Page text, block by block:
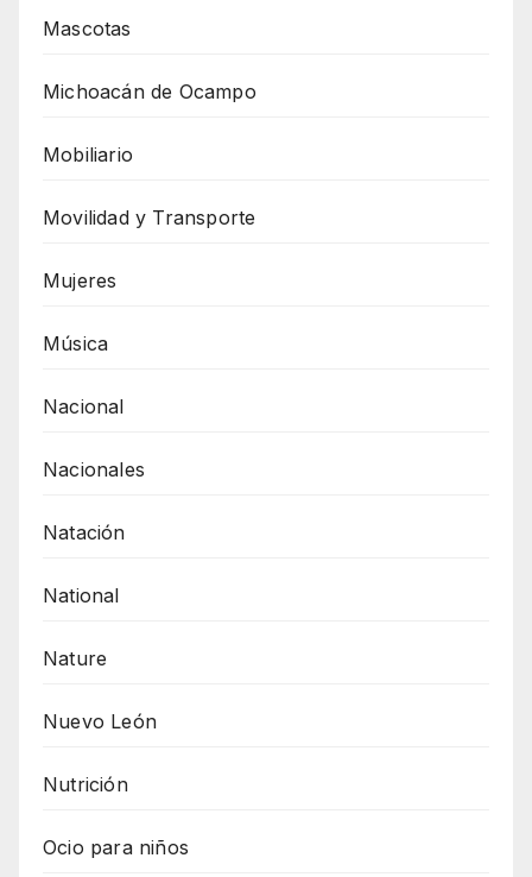
Mascotas
Michoacán de Ocampo
Mobiliario
Movilidad y Transporte
Mujeres
Música
Nacional
Nacionales
Natación
National
Nature
Nuevo León
Nutrición
Ocio para niños